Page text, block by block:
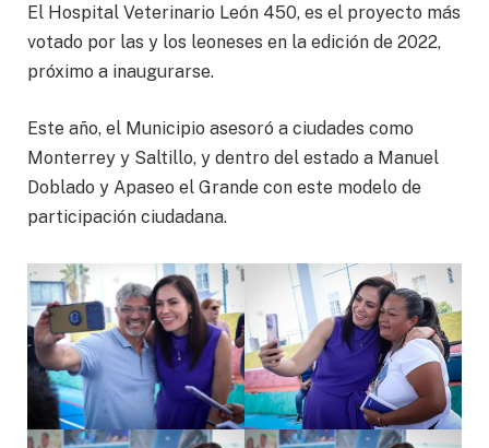
El Hospital Veterinario León 450, es el proyecto más
votado por las y los leoneses en la edición de 2022,
próximo a inaugurarse.
Este año, el Municipio asesoró a ciudades como
Monterrey y Saltillo, y dentro del estado a Manuel
Doblado y Apaseo el Grande con este modelo de
participación ciudadana.